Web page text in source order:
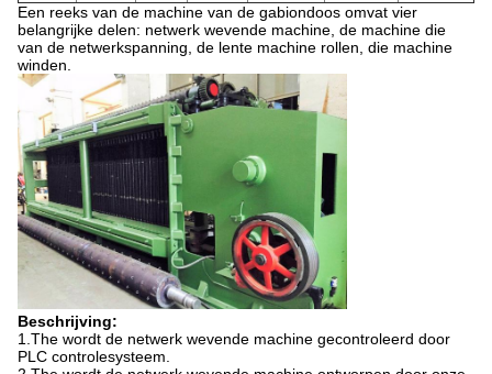
Een reeks van de machine van de gabiondoos omvat vier
belangrijke delen: netwerk wevende machine, de machine die
van de netwerkspanning, de lente machine rollen, die machine
winden.
Beschrijving:
1.The wordt de netwerk wevende machine gecontroleerd door
PLC controlesysteem.